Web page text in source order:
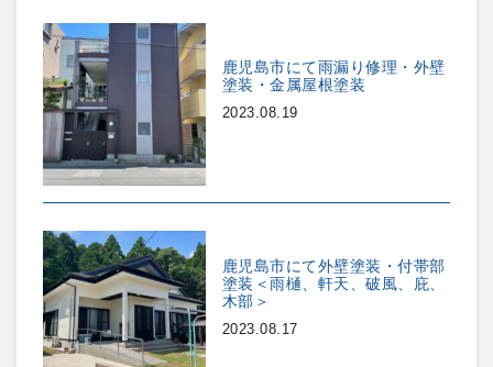
鹿児島市にて雨漏り修理・外壁
塗装・金属屋根塗装
2023.08.19
鹿児島市にて外壁塗装・付帯部
塗装＜雨樋、軒天、破風、庇、
木部＞
2023.08.17